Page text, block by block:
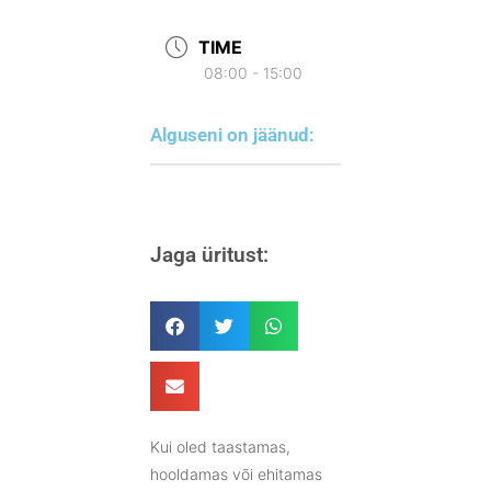
Kui oled taastamas,
hooldamas või ehitamas
TIME
08:00 - 15:00
Alguseni on jäänud:
Jaga üritust: